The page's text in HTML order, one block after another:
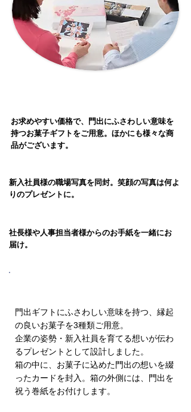
お求めやすい価格で、門出にふさわしい意味を
持つお菓子ギフトをご用意。 ほかにも様々な商
品がございます。
新入社員様の職場写真を同封。笑顔の写真は何よ
りのプレゼントに。
社長様や人事担当者様からのお手紙を一緒にお
届け。
門出ギフトにふさわしい意味を持つ、縁起
の良いお菓子を3種類ご用意。
企業の姿勢・新入社員を育てる想いが伝わ
るプレゼントとして設計しました。
箱の中に、お菓子に込めた門出の想いを綴
ったカードを封入。箱の外側には、門出を
祝う巻紙をお付けします。